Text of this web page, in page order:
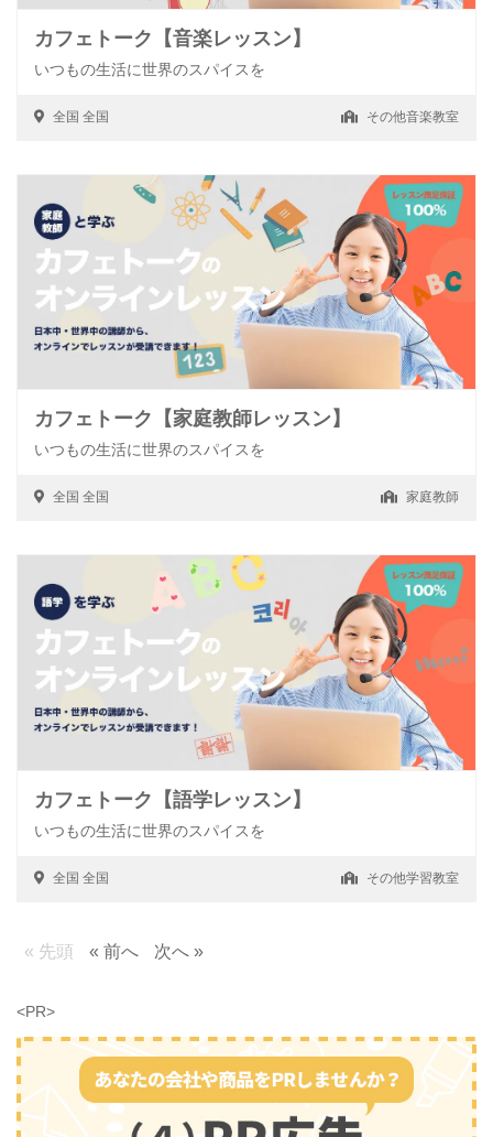
カフェトーク【音楽レッスン】
いつもの生活に世界のスパイスを
全国 全国 その他音楽教室
カフェトーク【家庭教師レッスン】
いつもの生活に世界のスパイスを
全国 全国 家庭教師
カフェトーク【語学レッスン】
いつもの生活に世界のスパイスを
全国 全国 その他学習教室
« 先頭 « 前へ 次へ »
<PR>